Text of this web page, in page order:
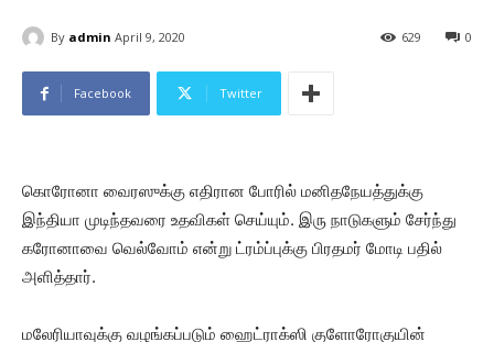
By admin April 9, 2020 0
629
Facebook Twitter
கொரோனா வைரஸுக்கு எதிரான போரில் மனிதநேயத்துக்கு
இந்தியா முடிந்தவரை உதவிகள் செய்யும். இரு நாடுகளும் சேர்ந்து
கரோனாவை வெல்வோம் என்று ட்ரம்ப்புக்கு பிரதமர் மோடி பதில்
அளித்தார்.
மலேரியாவுக்கு வழங்கப்படும் ஹைட்ராக்ஸி குளோரோகுயின்